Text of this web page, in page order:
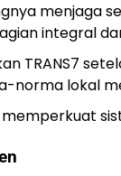
menjaga
integral
TRANS7
lokal